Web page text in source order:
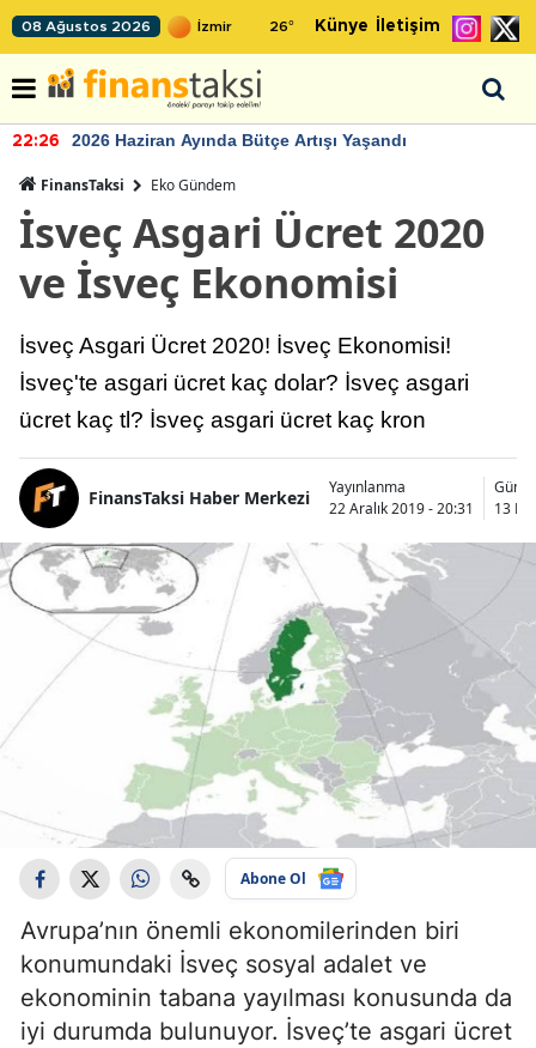
08 Ağustos 2026 26° Künye İletişim
22:26 2026 Haziran Ayında Bütçe Artışı Yaşandı
FinansTaksi Eko Gündem
İsveç Asgari Ücret 2020
ve İsveç Ekonomisi
İsveç Asgari Ücret 2020! İsveç Ekonomisi!
İsveç'te asgari ücret kaç dolar? İsveç asgari
ücret kaç tl? İsveç asgari ücret kaç kron
FinansTaksi Haber Merkezi
Yayınlanma
22 Aralık 2019 - 20:31
13
Abone Ol
Avrupa’nın önemli ekonomilerinden biri
konumundaki İsveç sosyal adalet ve
ekonominin tabana yayılması konusunda da
iyi durumda bulunuyor. İsveç’te asgari ücret